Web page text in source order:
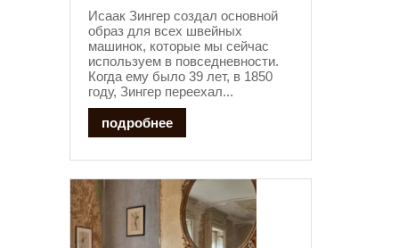
Исаак Зингер создал основной
образ для всех швейных
машинок, которые мы сейчас
используем в повседневности.
Когда ему было 39 лет, в 1850
году, Зингер переехал...
подробнее